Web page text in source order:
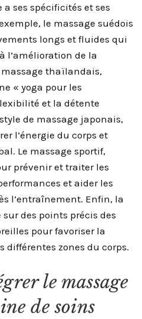
ses spécificités et ses
le massage suédois
longs et fluides qui
l’amélioration de la
thaïlandais,
« yoga pour les
et la détente
de massage japonais,
l’énergie du corps et
Le massage sportif,
prévenir et traiter les
et aider les
l’entraînement. Enfin, la
des points précis des
pour favoriser la
différentes zones du corps.
le massage
de soins